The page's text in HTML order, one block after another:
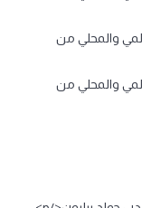
والمحلي من
والمحلي من